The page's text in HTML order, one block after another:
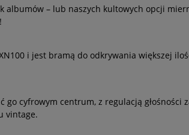
albumów – lub naszych kultowych opcji
i jest bramą do odkrywania większej
go cyfrowym centrum, z regulacją
vintage.